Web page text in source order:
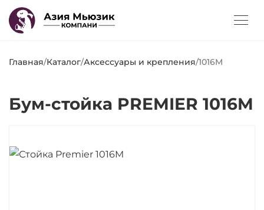
Главная/Каталог/Аксессуары и крепления/1016M
Бум-стойка PREMIER 1016M